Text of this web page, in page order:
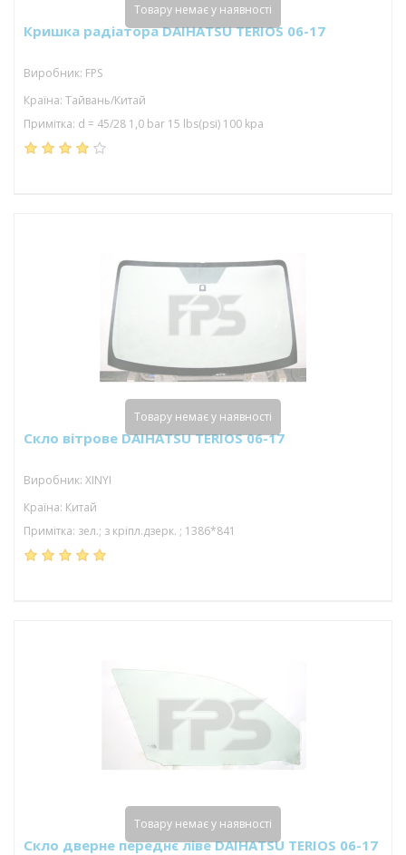
Кришка радіатора DAIHATSU TERIOS 06-17
Виробник: FPS
Країна: Тайвань/Китай
Примітка: d = 45/28 1,0 bar 15 lbs(psi) 100 kpa
Товару немає у наявності
Скло вітрове DAIHATSU TERIOS 06-17
Виробник: XINYI
Країна: Китай
Примітка: зел.; з кріпл.дзерк. ; 1386*841
Товару немає у наявності
Скло дверне переднє ліве DAIHATSU TERIOS 06-17
Товару немає у наявності